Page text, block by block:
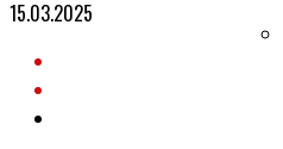
15.03.2025